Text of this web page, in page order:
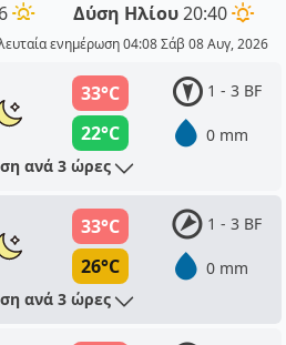
Δύση Ηλίου20:40
ενημέρωση 04:08 Σάβ 08 Αυγ, 2026
33°C
22°C
1 - 3 BF
0 mm
ανά 3 ώρες
33°C
26°C
1 - 3 BF
0 mm
ανά 3 ώρες